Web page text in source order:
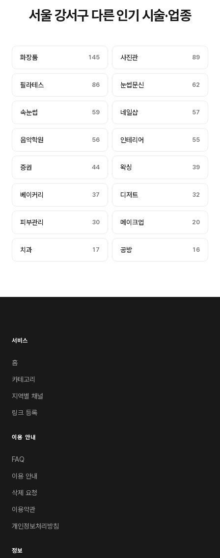
서울 강서구 다른 인기 시술·업종
화장품 145 사진관 89
필라테스 86 눈썹문신 62
속눈썹 59 네일샵 57
음악학원 56 인테리어 55
증권 44 왁싱 39
베이커리 37 디저트 32
피부관리 30 메이크업 20
치과 17 공방 16
서비스
홈
카테고리
지역별 채널
링크 등록
이용 안내
FAQ
이용 안내
삭제 요청
이용약관
개인정보처리방침
정보